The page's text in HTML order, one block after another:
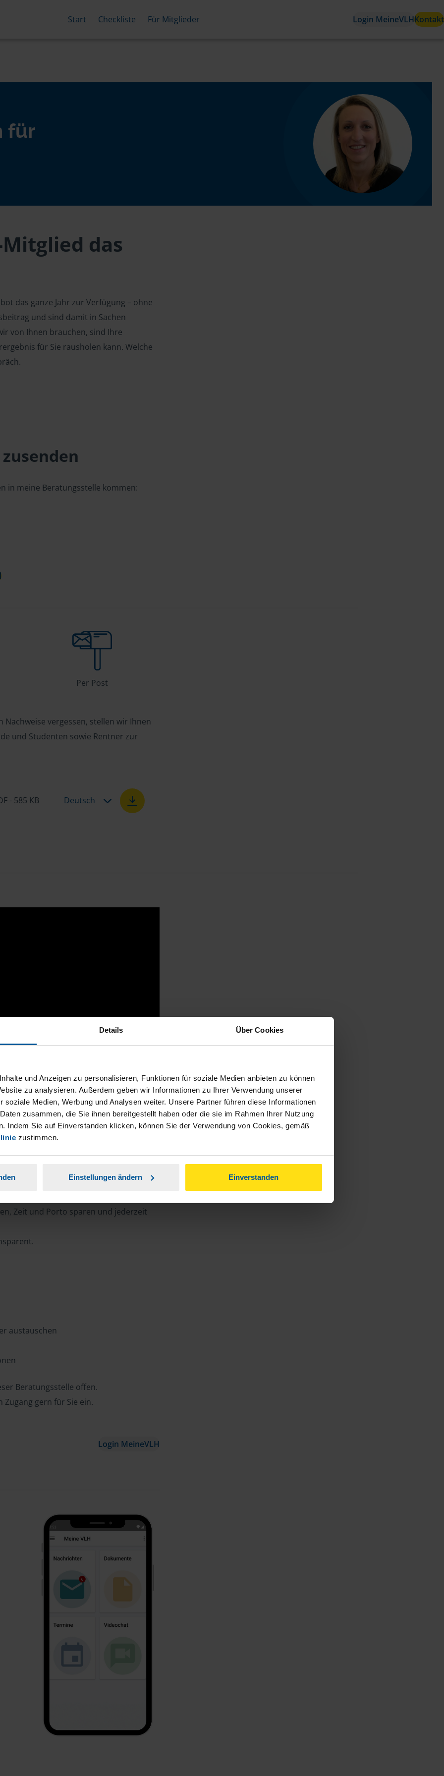
Details Über Cookies
und Anzeigen zu personalisieren, Funktionen für soziale Medien anbieten zu können
zu analysieren. Außerdem geben wir Informationen zu Ihrer Verwendung unserer
soziale Medien, Werbung und Analysen weiter. Unsere Partner führen diese Informationen
zusammen, die Sie ihnen bereitgestellt haben oder die sie im Rahmen Ihrer Nutzung
Indem Sie auf Einverstanden klicken, können Sie der Verwendung von Cookies, gemäß
zustimmen.
Einstellungen ändern Einverstanden
Start Checkliste Für Mitglieder Login MeineVLHKontakt
für
das
das ganze Jahr zur Verfügung – ohne
und sind damit in Sachen
von Ihnen brauchen, sind Ihre
für Sie rausholen kann. Welche
in meine Beratungsstelle kommen:
Per Post
vergessen, stellen wir Ihnen
und Studenten sowie Rentner zur
- 585 KB Deutsch
Zeit und Porto sparen und jederzeit
austauschen
Beratungsstelle offen.
gern für Sie ein.
Login MeineVLH